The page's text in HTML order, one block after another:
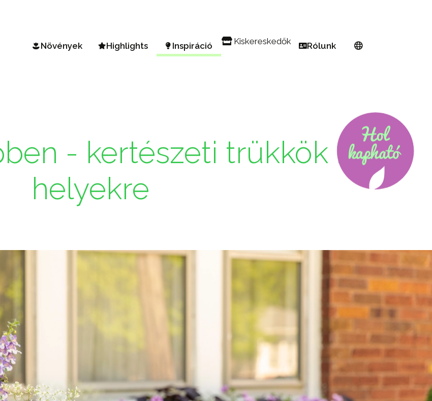
Növények Highlights
Hortenzia Arborescens
Inspiráció
Virágágyások könnyen elkészítve
Kiskereskedők Rólunk
Legyen nagykövet
- kertészeti trükkök kis
helyekre